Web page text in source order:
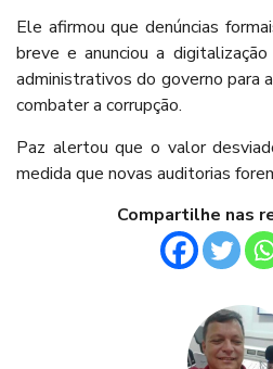
Ele afirmou que denúncias
breve e anunciou a
administrativos do governo para
combater a corrupção.
Paz alertou que o valor
medida que novas auditorias
Compartilhe nas